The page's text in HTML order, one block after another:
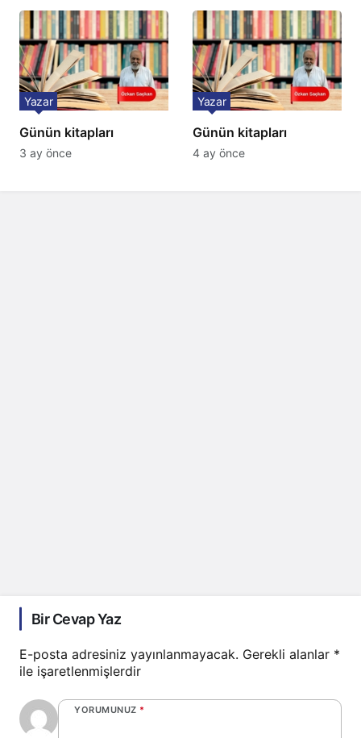
Günün kitapları
Yazar
3 ay önce
Günün kitapları
Yazar
4 ay önce
Bir Cevap Yaz
E-posta adresiniz yayınlanmayacak. Gerekli alanlar *
ile işaretlenmişlerdir
YORUMUNUZ *